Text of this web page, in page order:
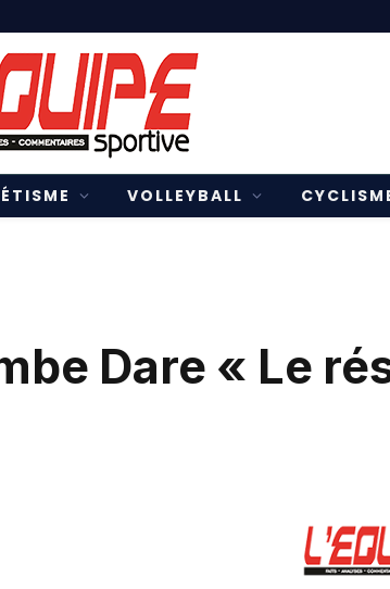
VOLLEYBALL
Dare « Le